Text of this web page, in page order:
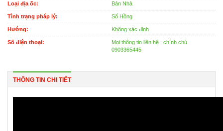
Loại địa ốc: Bán Nhà
Tình trạng pháp lý: Sổ Hồng
Hướng: Không xác định
Số điện thoại:
Mọi thông tin liên hệ : chính chủ
0903365445
THÔNG TIN CHI TIẾT